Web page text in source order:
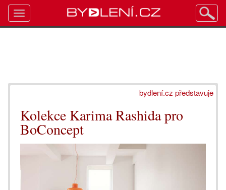
bydlení.cz představuje
Kolekce Karima Rashida pro
BoConcept
Toggle
navigation